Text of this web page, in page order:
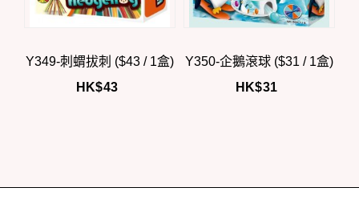
Y349-刺蝟拔刺 ($43 / 1盒)
HK$43
Y350-企鵝滾球 ($31 / 1盒)
HK$31